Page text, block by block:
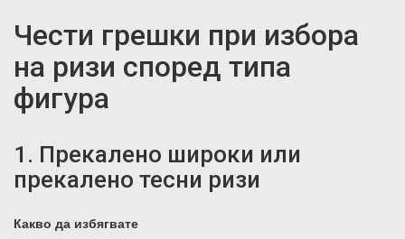
Чести грешки при избора
на ризи според типа
фигура
1. Прекалено широки или
прекалено тесни ризи
Какво да избягвате